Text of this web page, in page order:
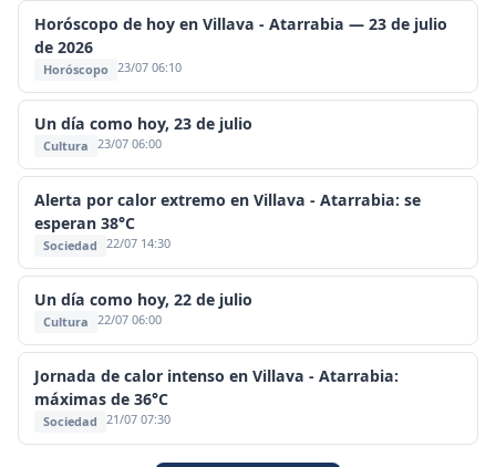
Horóscopo de hoy en Villava - Atarrabia — 23 de julio
de 2026
Horóscopo 23/07 06:10
Un día como hoy, 23 de julio
Cultura 23/07 06:00
Alerta por calor extremo en Villava - Atarrabia: se
esperan 38°C
Sociedad 22/07 14:30
Un día como hoy, 22 de julio
Cultura 22/07 06:00
Jornada de calor intenso en Villava - Atarrabia:
máximas de 36°C
Sociedad 21/07 07:30